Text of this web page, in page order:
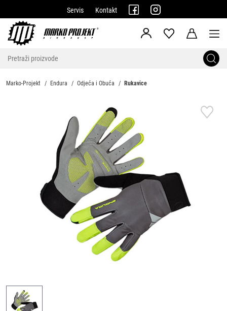
Servis Kontakt
Marko-Projekt Endura Odjeća i Obuća Rukavice